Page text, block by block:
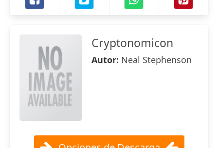
Cryptonomicon
Autor: Neal Stephenson